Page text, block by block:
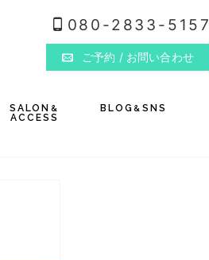
080-2833-5157
ご予約 / お問い合わせ
SALON &
ACCESS
BLOG & SNS